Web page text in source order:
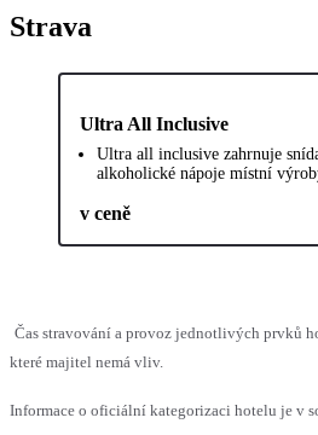
Strava
Ultra All Inclusive
Ultra all inclusive zahrnuje
alkoholické nápoje místní
v ceně
Čas stravování a provoz jednotlivých prvků
které majitel nemá vliv.
Informace o oficiální kategorizaci hotelu je v